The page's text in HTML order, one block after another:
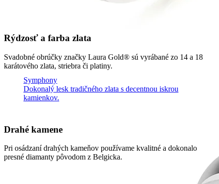
Symphony
Dokonalý lesk tradičného zlata s decentnou iskrou
kamienkov.
Rýdzosť a farba zlata
Svadobné obrúčky značky Laura Gold® sú vyrábané zo 14 a 18
karátového zlata, striebra či platiny.
Drahé kamene
Pri osádzaní drahých kameňov používame kvalitné a dokonalo
presné diamanty pôvodom z Belgicka.